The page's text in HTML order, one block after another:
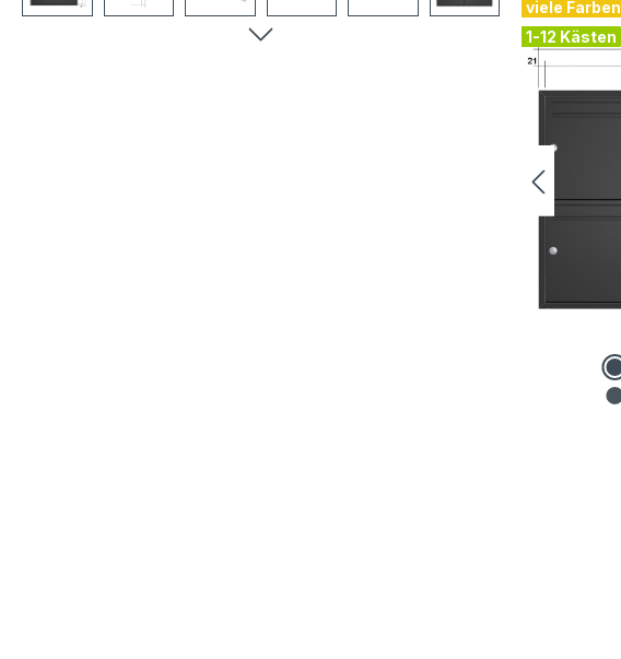
viele Farben
1-12 Kästen